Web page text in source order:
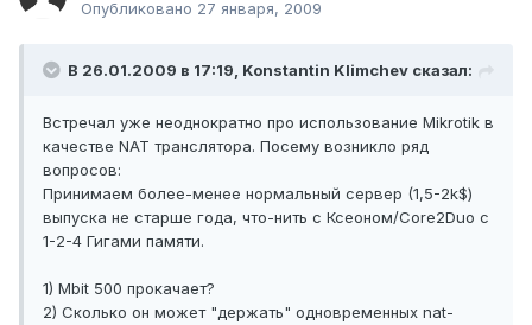
Опубликовано 27 января, 2009
В 26.01.2009 в 17:19, Konstantin Klimchev сказал:
Встречал уже неоднократно про использование Mikrotik в
качестве NAT транслятора. Посему возникло ряд
вопросов:
Принимаем более-менее нормальный сервер (1,5-2k$)
выпуска не старше года, что-нить с Ксеоном/Core2Duo с
1-2-4 Гигами памяти.
1) Mbit 500 прокачает?
2) Сколько он может "держать" одновременных nat-